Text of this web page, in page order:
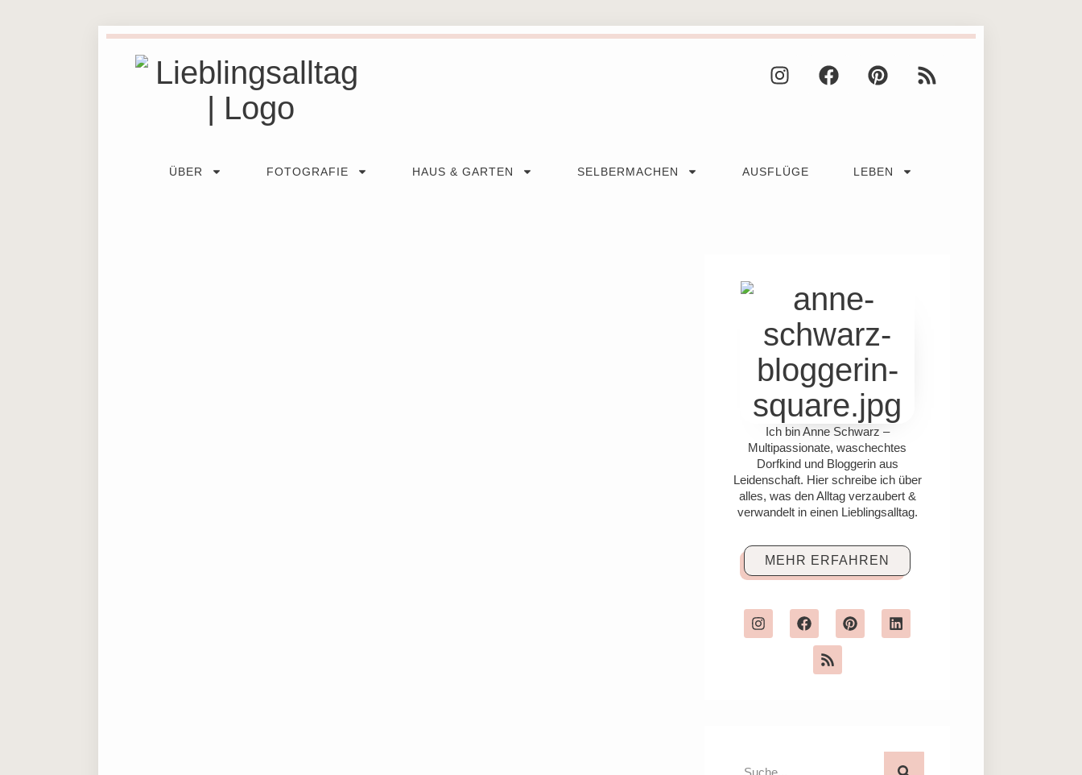
ÜBER FOTOGRAFIE HAUS & GARTEN SELBERMACHEN AUSFLÜGE LEBEN
Ich bin Anne Schwarz –
Multipassionate, waschechtes
Dorfkind und Bloggerin aus
Leidenschaft. Hier schreibe ich über
alles, was den Alltag verzaubert &
verwandelt in einen Lieblingsalltag.
MEHR ERFAHREN